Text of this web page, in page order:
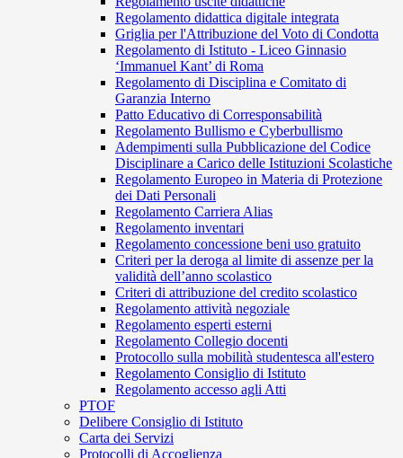
Regolamento didattica digitale integrata
Griglia per l'Attribuzione del Voto di Condotta
Regolamento di Istituto - Liceo Ginnasio
‘Immanuel Kant’ di Roma
Regolamento di Disciplina e Comitato di
Garanzia Interno
Patto Educativo di Corresponsabilità
Regolamento Bullismo e Cyberbullismo
Adempimenti sulla Pubblicazione del Codice
Disciplinare a Carico delle Istituzioni Scolastiche
Regolamento Europeo in Materia di Protezione
dei Dati Personali
Regolamento Carriera Alias
Regolamento inventari
Regolamento concessione beni uso gratuito
Criteri per la deroga al limite di assenze per la
validità dell’anno scolastico
Criteri di attribuzione del credito scolastico
Regolamento attività negoziale
Regolamento esperti esterni
Regolamento Collegio docenti
Protocollo sulla mobilità studentesca all'estero
Regolamento Consiglio di Istituto
Regolamento accesso agli Atti
PTOF
Delibere Consiglio di Istituto
Carta dei Servizi
Protocolli di Accoglienza